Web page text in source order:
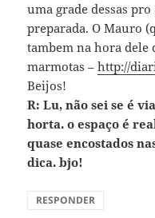
uma grade dessas
preparada. O Mauro
tambem na hora dele
marmotas –http://
Beijos!
R: Lu, não sei se é
horta. o espaço é
quase encostados
dica. bjo!
RESPONDER